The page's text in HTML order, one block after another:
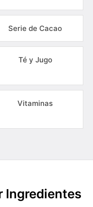
Serie de Cacao
Té y Jugo
Vitaminas
Ingredientes